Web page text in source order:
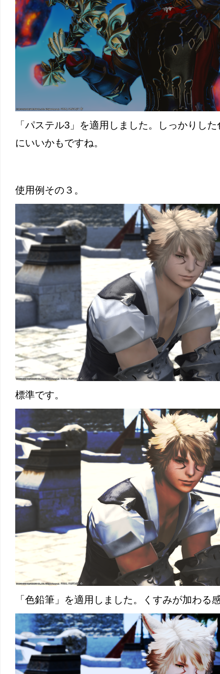
「パステル3」を適用しました。しっかりし
にいいかもですね。
使用例その３。
標準です。
「色鉛筆」を適用しました。くすみが加わる